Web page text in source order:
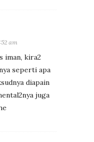
am
iman, kira2
seperti apa
diapain
juga